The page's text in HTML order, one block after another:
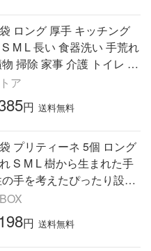
ロング 厚手 キッチング
S M L 長い 食器洗い 手荒れ
掃除 家事 介護 トイレ 作
除菌作業 ア
ア
円 送料無料
プリティーネ 5個 ロング
S M L 樹から生まれた手
手を考えたぴったり設計
プ ホームプロダクツ かわ
チン ゴム …
円 送料無料